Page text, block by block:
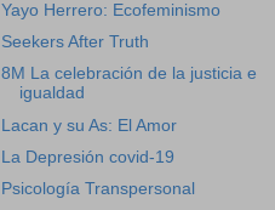
Yayo Herrero: Ecofeminismo
Seekers After Truth
8M La celebración de la justicia e
igualdad
Lacan y su As: El Amor
La Depresión covid-19
Psicología Transpersonal